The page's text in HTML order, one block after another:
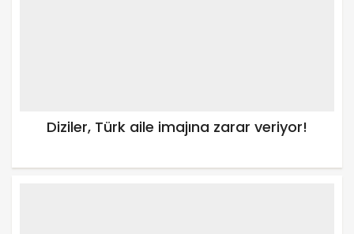
Diziler, Türk aile imajına zarar veriyor!